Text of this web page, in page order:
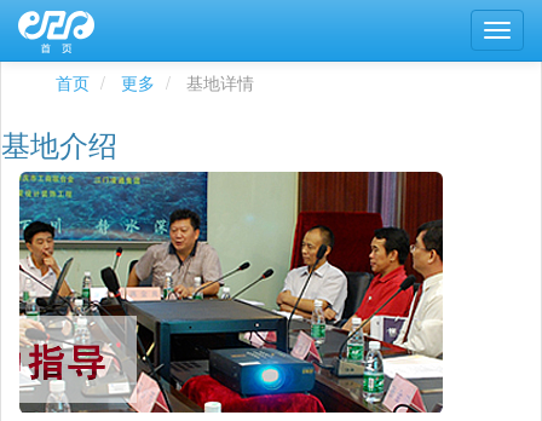
首页 更多 基地详情
基地介绍